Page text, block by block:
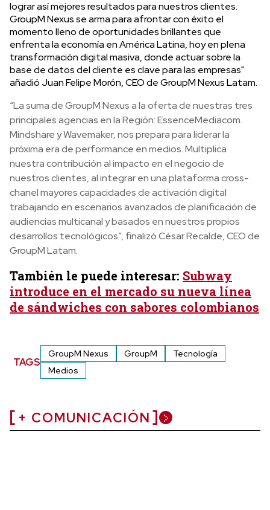
lograr así mejores resultados para nuestros clientes.
GroupM Nexus se arma para afrontar con éxito el
momento lleno de oportunidades brillantes que
enfrenta la economía en América Latina, hoy en plena
transformación digital masiva, donde actuar sobre la
base de datos del cliente es clave para las empresas"
añadió Juan Felipe Morón, CEO de GroupM Nexus Latam.
“La suma de GroupM Nexus a la oferta de nuestras tres
principales agencias en la Región: EssenceMediacom.
Mindshare y Wavemaker, nos prepara para liderar la
próxima era de performance en medios. Multiplica
nuestra contribución al impacto en el negocio de
nuestros clientes, al integrar en una plataforma cross-
chanel mayores capacidades de activación digital
trabajando en escenarios avanzados de planificación de
audiencias multicanal y basados en nuestros propios
desarrollos tecnológicos”, finalizó César Recalde, CEO de
GroupM Latam.
También le puede interesar: Subway
introduce en el mercado su nueva línea
de sándwiches con sabores colombianos
TAGS
GroupM Nexus GroupM
Tecnología
Medios
+ COMUNICACIÓN